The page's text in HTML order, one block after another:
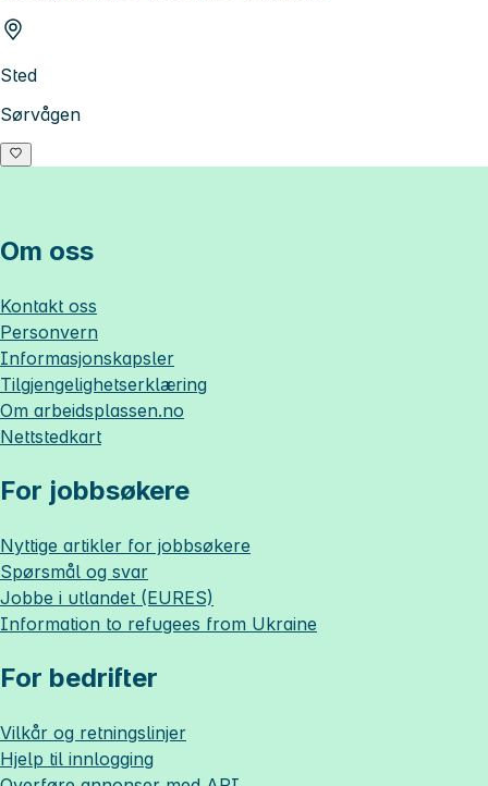
Sted
Sørvågen
Om oss
Kontakt oss
Personvern
Informasjonskapsler
Tilgjengelighetserklæring
Om arbeidsplassen.no
Nettstedkart
For jobbsøkere
Nyttige artikler for jobbsøkere
Spørsmål og svar
Jobbe i utlandet (EURES)
Information to refugees from Ukraine
For bedrifter
Vilkår og retningslinjer
Hjelp til innlogging